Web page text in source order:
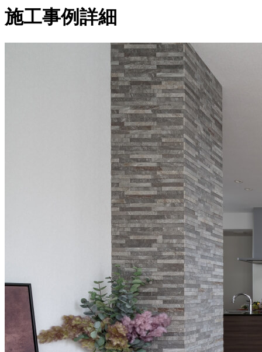
施工事例詳細